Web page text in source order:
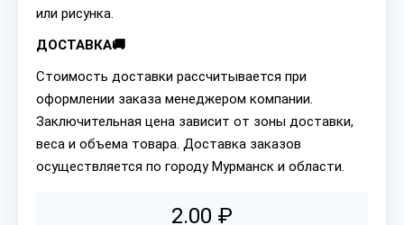
или рисунка.
ДОСТАВКА🚚
Стоимость доставки рассчитывается при
оформлении заказа менеджером компании.
Заключительная цена зависит от зоны доставки,
веса и объема товара. Доставка заказов
осуществляется по городу Мурманск и области.
2.00 ₽